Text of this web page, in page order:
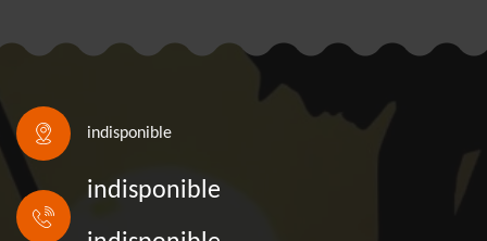
indisponible
indisponible